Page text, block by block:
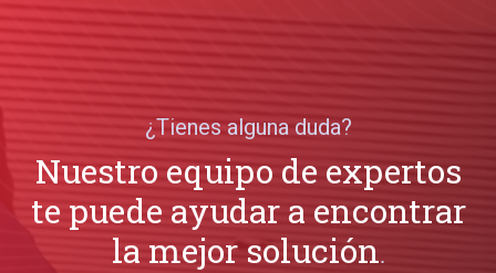
¿Tienes alguna duda?
Nuestro equipo de expertos
te puede ayudar a encontrar
la mejor solución.